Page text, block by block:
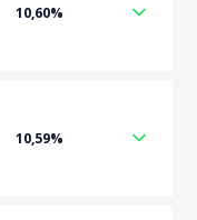
10,60%
10,59%